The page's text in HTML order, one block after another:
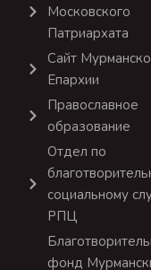
Московского
Патриархата
Сайт
Епархии
Православное
образование
Отдел по
социальному
РПЦ
фонд